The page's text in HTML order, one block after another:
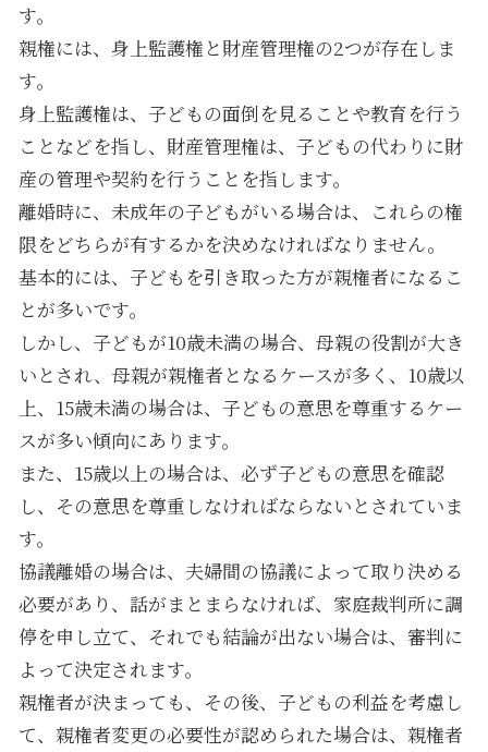
す。
親権には、身上監護権と財産管理権の2つが存在しま
す。
身上監護権は、子どもの面倒を見ることや教育を行う
ことなどを指し、財産管理権は、子どもの代わりに財
産の管理や契約を行うことを指します。
離婚時に、未成年の子どもがいる場合は、これらの権
限をどちらが有するかを決めなければなりません。
基本的には、子どもを引き取った方が親権者になるこ
とが多いです。
しかし、子どもが10歳未満の場合、母親の役割が大き
いとされ、母親が親権者となるケースが多く、10歳以
上、15歳未満の場合は、子どもの意思を尊重するケー
スが多い傾向にあります。
また、15歳以上の場合は、必ず子どもの意思を確認
し、その意思を尊重しなければならないとされていま
す。
協議離婚の場合は、夫婦間の協議によって取り決める
必要があり、話がまとまらなければ、家庭裁判所に調
停を申し立て、それでも結論が出ない場合は、審判に
よって決定されます。
親権者が決まっても、その後、子どもの利益を考慮し
て、親権者変更の必要性が認められた場合は、親権者